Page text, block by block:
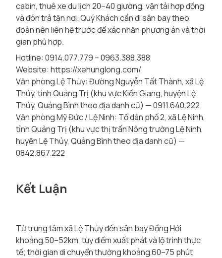
cabin, thuê xe du lịch 20–40 giường, vận tải hợp đồng
và đón trả tận nơi. Quý Khách cần đi sân bay theo
đoàn nên liên hệ trước để xác nhận phương án và thời
gian phù hợp.
Hotline: 0914.077.779 – 0963.388.388
Website: https://xehunglong.com/
Văn phòng Lệ Thủy: Đường Nguyễn Tất Thành, xã Lệ
Thủy, tỉnh Quảng Trị (khu vực Kiến Giang, huyện Lệ
Thủy, Quảng Bình theo địa danh cũ) — 0911.640.222
Văn phòng Mỹ Đức / Lệ Ninh: Tổ dân phố 2, xã Lệ Ninh,
tỉnh Quảng Trị (khu vực thị trấn Nông trường Lệ Ninh,
huyện Lệ Thủy, Quảng Bình theo địa danh cũ) —
0842.867.222
Kết Luận
Từ trung tâm xã Lệ Thủy đến sân bay Đồng Hới
khoảng 50–52km, tùy điểm xuất phát và lộ trình thực
tế; thời gian di chuyển thường khoảng 60–75 phút